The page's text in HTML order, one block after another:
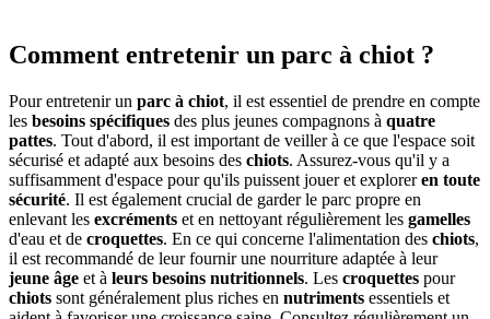
Comment entretenir un parc à chiot ?
Pour entretenir un parc à chiot, il est essentiel de prendre en compte
les besoins spécifiques des plus jeunes compagnons à quatre
pattes. Tout d'abord, il est important de veiller à ce que l'espace soit
sécurisé et adapté aux besoins des chiots. Assurez-vous qu'il y a
suffisamment d'espace pour qu'ils puissent jouer et exploreren toute
sécurité. Il est également crucial de garder le parc propre en
enlevant les excréments et en nettoyant régulièrement les gamelles
d'eau et de croquettes. En ce qui concerne l'alimentation des chiots,
il est recommandé de leur fournir une nourriture adaptée à leur
jeune âge et à leurs besoins nutritionnels. Les croquettes pour
chiots sont généralement plus riches en nutriments essentiels et